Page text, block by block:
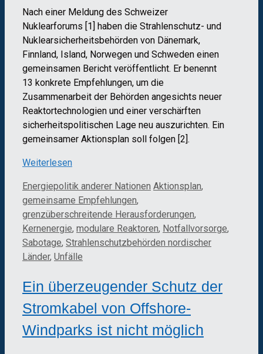
Nach einer Meldung des Schweizer
Nuklearforums [1] haben die Strahlenschutz- und
Nuklearsicherheitsbehörden von Dänemark,
Finnland, Island, Norwegen und Schweden einen
gemeinsamen Bericht veröffentlicht. Er benennt
13 konkrete Empfehlungen, um die
Zusammenarbeit der Behörden angesichts neuer
Reaktortechnologien und einer verschärften
sicherheitspolitischen Lage neu auszurichten. Ein
gemeinsamer Aktionsplan soll folgen [2].
Weiterlesen
Kategorien
Energiepolitik anderer Nationen Schlagwörter
Aktionsplan,
gemeinsame Empfehlungen,
grenzüberschreitende Herausforderungen,
Kernenergie, modulare Reaktoren, Notfallvorsorge,
Sabotage, Strahlenschutzbehörden nordischer
Länder, Unfälle
Ein überzeugender Schutz der
Stromkabel von Offshore-
Windparks ist nicht möglich